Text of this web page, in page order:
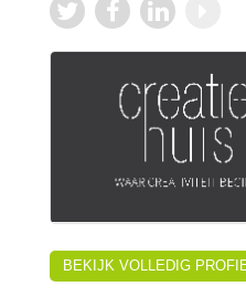
BEKIJK VOLLEDIG